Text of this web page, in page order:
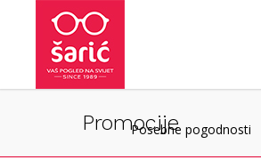
Posebne pogodnosti
Promocije